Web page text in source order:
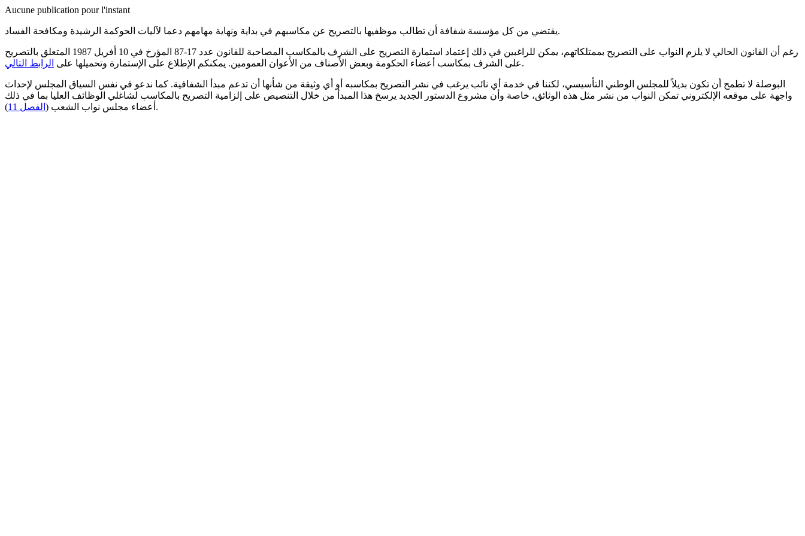
Aucune publication pour l'instant
يقتضي من كل مؤسسة شفافة أن تطالب موظفيها بالتصريح عن مكاسبهم في بداية ونهاية مهامهم دعما لآليات الحوكمة الرشيدة ومكافحة الفساد.
رغم أن القانون الحالي لا يلزم النواب على التصريح بممتلكاتهم، يمكن للراغبين في ذلك إعتماد استمارة التصريح على الشرف بالمكاسب المصاحبة للقانون عدد 17-87 المؤرخ في 10 أفريل 1987 المتعلق بالتصريح
على الشرف بمكاسب أعضاء الحكومة وبعض الأصناف من الأعوان العمومين. يمكنكم الإطلاع على الإستمارة وتحميلها على الرابط التالي .
البوصلة لا تطمح أن تكون بديلاً للمجلس الوطني التأسيسي، لكننا في خدمة أي نائب يرغب في نشر التصريح بمكاسبه أو أي وثيقة من شأنها أن تدعم مبدأ الشفافية. كما ندعو في نفس السياق المجلس لإحداث
واجهة على موقعه الإلكتروني تمكن النواب من نشر مثل هذه الوثائق، خاصة وأن مشروع الدستور الجديد يرسخ هذا المبدأ من خلال التنصيص على إلزامية التصريح بالمكاسب لشاغلي الوظائف العليا بما في ذلك
أعضاء مجلس نواب الشعب ( الفصل 11 ).